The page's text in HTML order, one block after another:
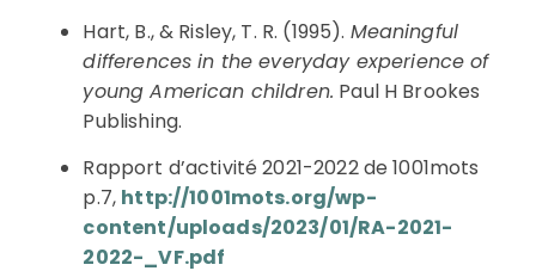
Hart, B., & Risley, T. R. (1995). Meaningful
differences in the everyday experience of
young American children. Paul H Brookes
Publishing.
Rapport d’activité 2021-2022 de 1001mots
p.7, http://1001mots.org/wp-
content/uploads/2023/01/RA-2021-
2022-_VF.pdf